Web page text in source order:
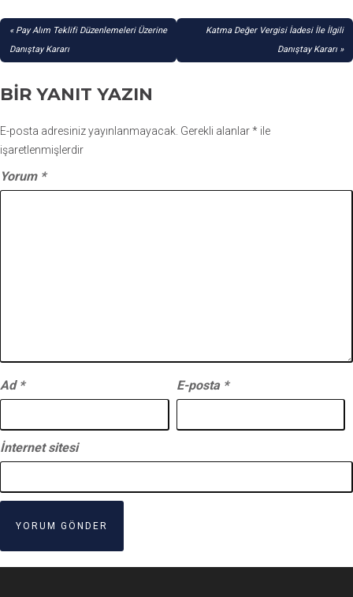
YAZI
GEZINMESI
Pay Alım Teklifi Düzenlemeleri Üzerine
Danıştay Kararı
Katma Değer Vergisi İadesi İle İlgili
Danıştay Kararı
BIR YANIT YAZIN
E-posta adresiniz yayınlanmayacak. Gerekli alanlar* ile
işaretlenmişlerdir
Yorum *
Ad * E-posta *
İnternet sitesi